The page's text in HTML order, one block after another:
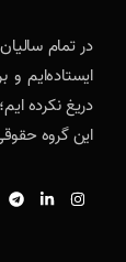
در تمام
ایستاده‌ایم
دریغ نکرده
این گروه